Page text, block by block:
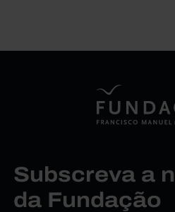
Subscreva a
da Fundação